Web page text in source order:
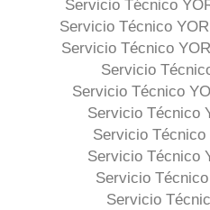
Servicio Técnico
Servicio Técnico
Servicio Técnico
Servicio
Servicio Técnico
Servicio Técnico
Servicio
Servicio Técnico
Servicio
Servicio